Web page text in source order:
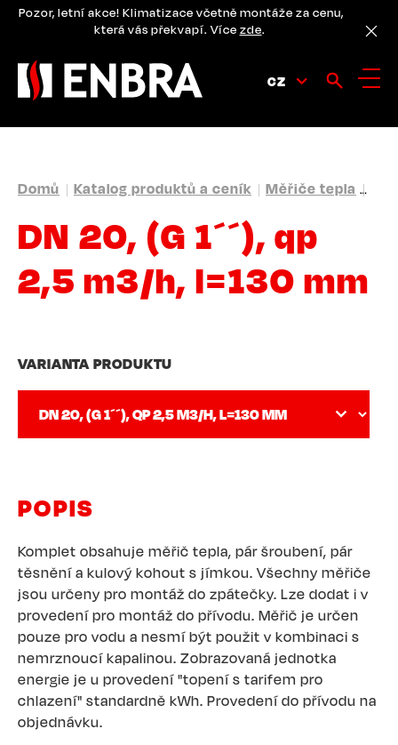
PřejítPozor, letní akce! Klimatizace včetně montáže za cenu,
která vás překvapí. Více zde.
CZ
DROBEČKOVÁ
NAVIGACE
Domů Katalog produktů a ceník Měřiče tepla
DN 20, (G 1´´), qp
2,5 m3/h, l=130 mm
VARIANTA PRODUKTU
POPIS
Komplet obsahuje měřič tepla, pár šroubení, pár
těsnění a kulový kohout s jímkou. Všechny měřiče
jsou určeny pro montáž do zpátečky. Lze dodat i v
provedení pro montáž do přívodu. Měřič je určen
pouze pro vodu a nesmí být použit v kombinaci s
nemrznoucí kapalinou. Zobrazovaná jednotka
energie je u provedení "topení s tarifem pro
chlazení" standardně kWh. Provedení do přívodu na
objednávku.